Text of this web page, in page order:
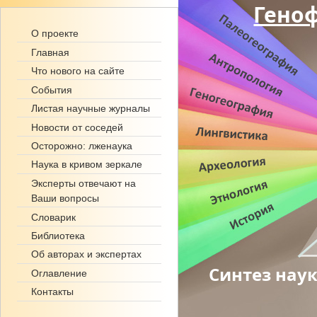
О проекте
Главная
Что нового на сайте
События
Листая научные журналы
Новости от соседей
Осторожно: лженаука
Наука в кривом зеркале
Эксперты отвечают на
Ваши вопросы
Словарик
Библиотека
Об авторах и экспертах
Оглавление
Контакты
Синтез